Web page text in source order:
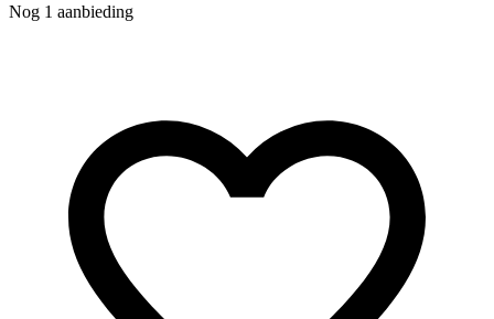
Nog 1 aanbieding